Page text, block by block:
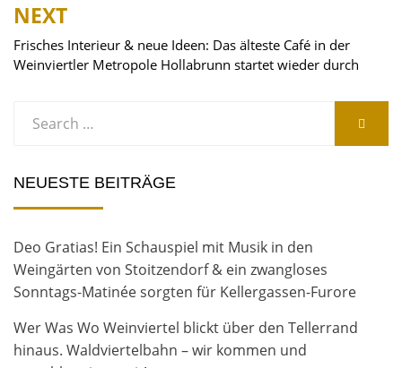
NEXT
Frisches Interieur & neue Ideen: Das älteste Café in der
Weinviertler Metropole Hollabrunn startet wieder durch
for:
NEUESTE BEITRÄGE
Deo Gratias! Ein Schauspiel mit Musik in den
Weingärten von Stoitzendorf & ein zwangloses
Sonntags-Matinée sorgten für Kellergassen-Furore
Wer Was Wo Weinviertel blickt über den Tellerrand
hinaus. Waldviertelbahn – wir kommen und